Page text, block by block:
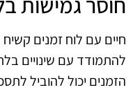
חיים עם לוח זמנים
להתמודד עם שינויים
הזמנים יכול להוביל